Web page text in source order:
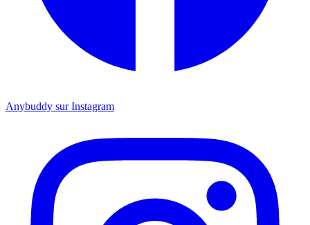
Anybuddy sur Instagram